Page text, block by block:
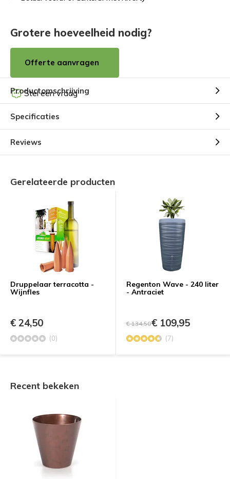
Grotere hoeveelheid nodig?
Offerte aanvragen
Stel een vraag
Productomschrijving
Specificaties
Reviews
Gerelateerde producten
Druppelaar terracotta -
Wijnfles
€ 24,50
(0)
Regenton Wave - 240 liter
- Antraciet
€ 134,50€ 109,95
(7)
Recent bekeken